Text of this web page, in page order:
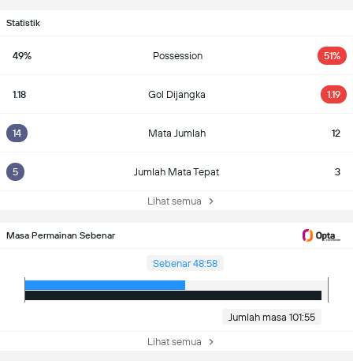
Statistik
49% Possession 51%
1.18 Gol Dijangka 1.19
14 Mata Jumlah 12
5 Jumlah Mata Tepat 3
Lihat semua
Masa Permainan Sebenar
Sebenar 48:58
Jumlah masa 101:55
Lihat semua